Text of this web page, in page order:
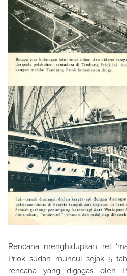
Rencana menghidupkan rel
Priok sudah muncul sejak 5
rencana yang digagas oleh